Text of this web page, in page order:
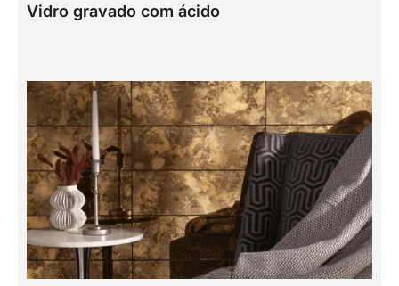
Vidro gravado com ácido